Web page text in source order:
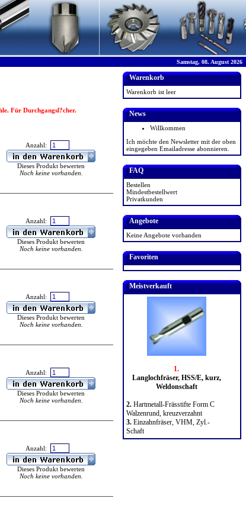
Samstag, 08. August 2026
Für Durchgangsl?cher.
Anzahl:
Dieses Produkt bewerten
Noch keine vorhanden.
Anzahl:
Dieses Produkt bewerten
Noch keine vorhanden.
Anzahl:
Dieses Produkt bewerten
Noch keine vorhanden.
Anzahl:
Dieses Produkt bewerten
Noch keine vorhanden.
Anzahl:
Dieses Produkt bewerten
Noch keine vorhanden.
Warenkorb
Warenkorb ist leer
News
Willkommen
Ich möchte den Newsletter mit der oben
eingegeben Emailadresse abonnieren.
FAQ
Bestellen
Mindestbestellwert
Privatkunden
Angebote
Keine Angebote vorhanden
Favoriten
Meistverkauft
1.
Langlochfräser, HSS/E, kurz,
Weldonschaft
2. Hartmetall-Frässtifte Form C
Walzenrund, kreuzverzahnt
3. Einzahnfräser, VHM, Zyl.-
Schaft